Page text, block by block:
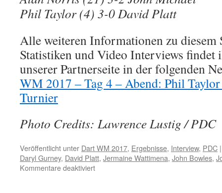
Phil Taylor (4) 3-0 David Platt
Alle weiteren Informationen zu diesem
Statistiken und Video Interviews findet
unserer Partnerseite in der folgenden
WM 2017 – Tag 4 – Abend: Phil
Turnier
Photo Credits: Lawrence Lustig / PDC
Veröffentlicht unter Dart WM 2017, Ergebnisse, Interview, PDC |
Daryl Gurney, David Platt, Jermaine Wattimena, John Bowles,
Kommentare deaktiviertfür